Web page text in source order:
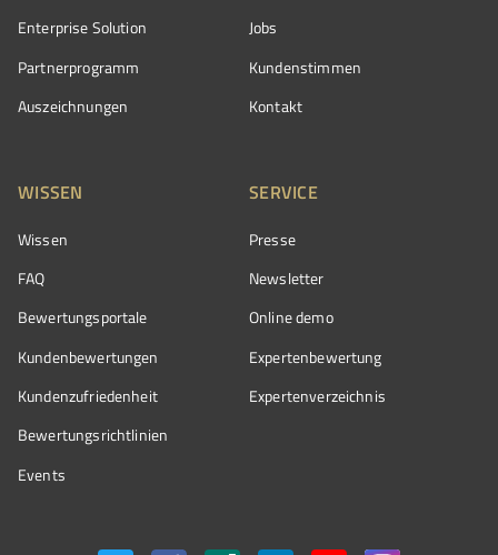
Enterprise Solution
Partnerprogramm
Auszeichnungen
Jobs
Kundenstimmen
Kontakt
WISSEN
Wissen
FAQ
Bewertungsportale
Kundenbewertungen
Kundenzufriedenheit
Bewertungs­richtlinien
Events
SERVICE
Presse
Newsletter
Online demo
Expertenbewertung
Expertenverzeichnis